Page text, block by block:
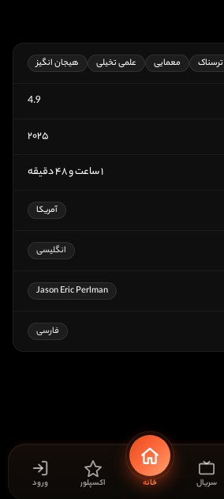
ترسناک معمایی علمی تخیلی هیجان انگیز
4.9
۲۰۲۵
۱ ساعت و ۴۸ دقیقه
آمریکا
انگلیسی
Jason Eric Perlman
فارسی
سریال خانه اکسپلور ورود